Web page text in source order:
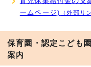
ームページ)
（外部リ
保育園・認定こども
案内